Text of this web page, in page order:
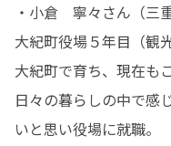
・小倉　寧々さん（三
大紀町役場５年目（観
大紀町で育ち、現在も
日々の暮らしの中で感
いと思い役場に就職。